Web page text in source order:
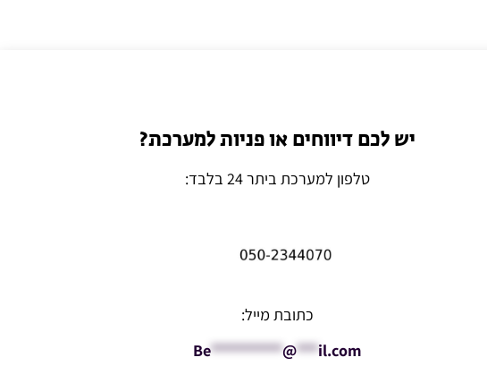
יש לכם דיווחים או פניות למערכת?
טלפון למערכת ביתר 24 בלבד:
כתובת מייל:
Be**********@***il.com